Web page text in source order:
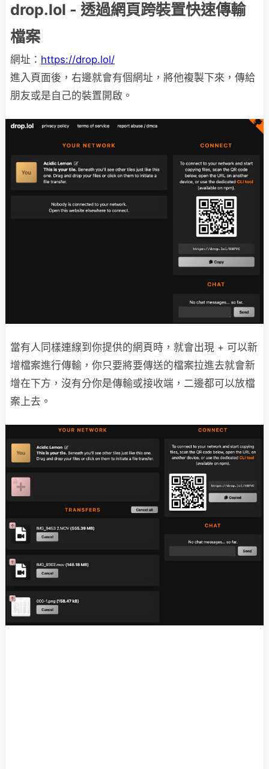
drop.lol - 透過網頁跨裝置快速傳輸
檔案
網址： https://drop.lol/
進入頁面後，右邊就會有個網址，將他複製下來，傳給
朋友或是自己的裝置開啟。
當有人同樣連線到你提供的網頁時，就會出現 + 可以新
增檔案進行傳輸，你只要將要傳送的檔案拉進去就會新
增在下方，沒有分你是傳輸或接收端，二邊都可以放檔
案上去。